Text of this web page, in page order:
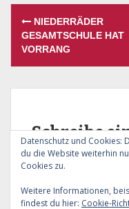
Post
navigation
NIEDERRÄDER
GESAMTSCHULE HAT
VORRANG
Schreibe
Du musst
abzugeben.
Datenschutz und Cookies:
du die Website weiterhin
Cookies zu.
Weitere Informationen,
findest du hier: Cookie-